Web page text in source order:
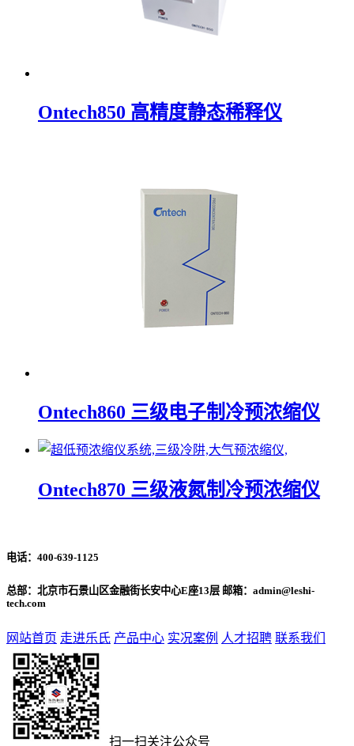
Ontech850 高精度静态稀释仪
Ontech860 三级电子制冷预浓缩仪
Ontech870 三级液氮制冷预浓缩仪
电话： 400-639-1125
总部：北京市石景山区金融街长安中心E座13层 邮箱：admin@leshi-
tech.com
网站首页 走进乐氏 产品中心 实况案例 人才招聘 联系我们
扫一扫关注公众号